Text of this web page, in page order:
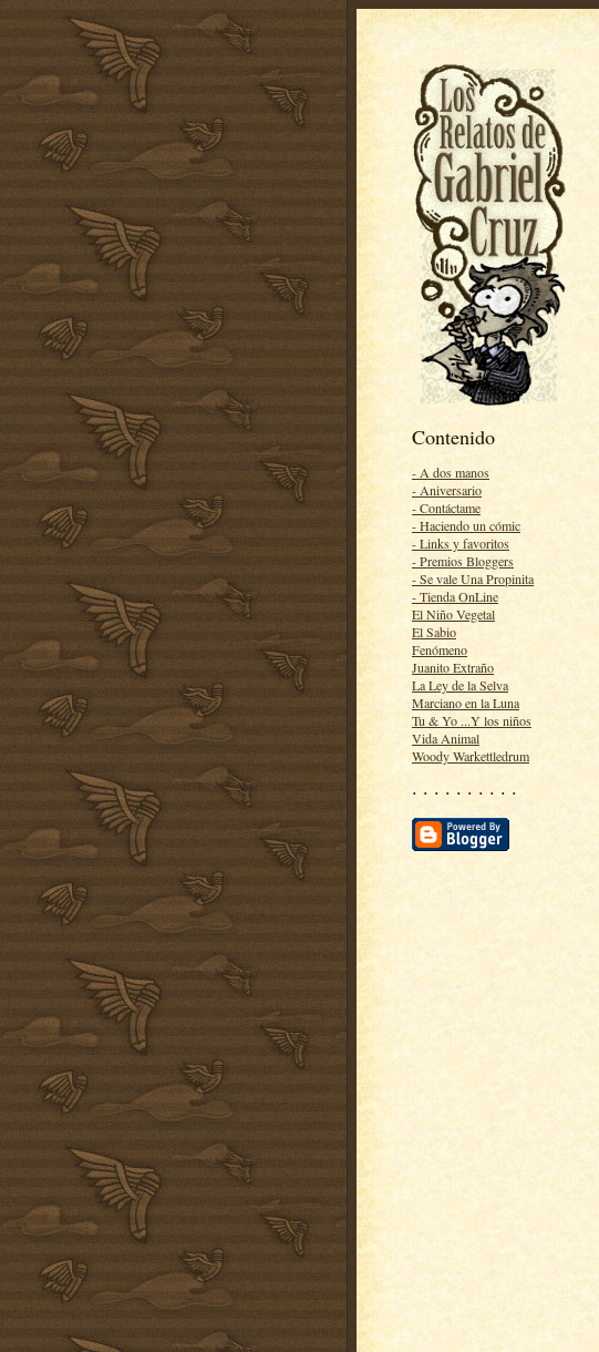
Contenido
- A dos manos
- Aniversario
- Contáctame
- Haciendo un cómic
- Links y favoritos
- Premios Bloggers
- Se vale Una Propinita
- Tienda OnLine
El Niño Vegetal
El Sabio
Fenómeno
Juanito Extraño
La Ley de la Selva
Marciano en la Luna
Tu & Yo ...Y los niños
Vida Animal
Woody Warkettledrum
· · · · · · · · · ·